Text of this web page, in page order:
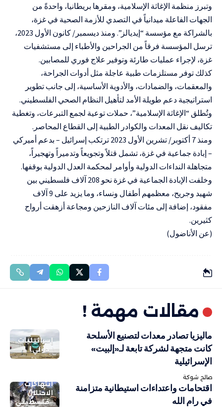
وتبرز منظمة الإغاثة الإسلامية، ومقرها بريطانيا، واحدةً من
الجهات الفاعلة ميدانياً في التصدي للأزمة الصحية في غزة،
بالشراكة مع مؤسسة “إيديالز”. ومنذ ديسمبر/ كانون الأول 2023،
ترسل المؤسسة فرقاً من الجراحين والأطباء إلى مستشفيات
غزة، لإجراء عمليات طارئة وتوفير علاج فوري للمصابين.
كذلك توفر مستلزمات طبية عاجلة مثل أدوات الجراحة،
والمعقمات، والضمادات، والأدوية الأساسية، إلى جانب تطوير
استراتيجية دعم طويلة الأمد لتأهيل النظام الصحي الفلسطيني.
وتُطلق “الإغاثة الإسلامية”، حملات توعية لجمع التبرعات، وتغطية
تكاليف نقل المعدات والكوادر الطبية إلى القطاع المحاصر.
ومنذ 7 أكتوبر/ تشرين الأول 2023 ترتكب إسرائيل – بدعم أميركي
– إبادة جماعية في غزة، تشمل قتلاً وتجويعاً وتدميراً وتهجيراً،
متجاهلة النداءات الدولية وأوامر لمحكمة العدل الدولية بوقفها.
وخلفت الإبادة الجماعية في غزة نحو 208 آلاف فلسطيني بين
شهيد وجريح، معظمهم أطفال ونساء، وما يزيد على 9 آلاف
مفقود، إضافة إلى مئات آلاف النازحين ومجاعة أزهقت أرواح
كثيرين.
(عن الأناضول)
مقالات مهمة !
إسرائيليات
دولي
ماليزيا تصادر معدات لتصنيع الأسلحة
كانت متجهة لشركة تابعة لـ«إلبيت»
الإسرائيلية
صالح شوكة
انتهاكات
الاحتلال
فلسطيني
اقتحامات واعتداءات استيطانية متزامنة
في رام الله